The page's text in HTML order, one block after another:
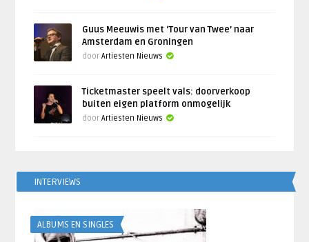
Guus Meeuwis met ‘Tour van Twee’ naar
Amsterdam en Groningen
doorArtiesten Nieuws
Ticketmaster speelt vals: doorverkoop
buiten eigen platform onmogelijk
doorArtiesten Nieuws
INTERVIEWS
ALBUMS EN SINGLES